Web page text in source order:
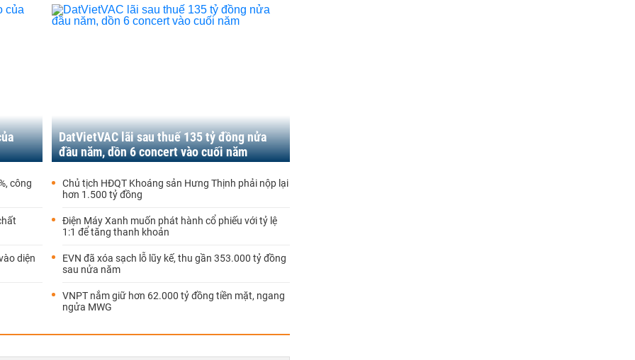
công
diện
DatVietVAC lãi sau thuế 135 tỷ đồng nửa
đầu năm, dồn 6 concert vào cuối năm
Chủ tịch HĐQT Khoáng sản Hưng Thịnh phải nộp lại
hơn 1.500 tỷ đồng
Điện Máy Xanh muốn phát hành cổ phiếu với tỷ lệ
1:1 để tăng thanh khoản
EVN đã xóa sạch lỗ lũy kế, thu gần 353.000 tỷ đồng
sau nửa năm
VNPT nắm giữ hơn 62.000 tỷ đồng tiền mặt, ngang
ngửa MWG